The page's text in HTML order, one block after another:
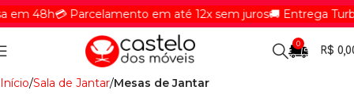
48h💳 Parcelamento em até 12x sem juros🚚 Entrega
0
R$
Início Sala de Jantar Mesas de Jantar